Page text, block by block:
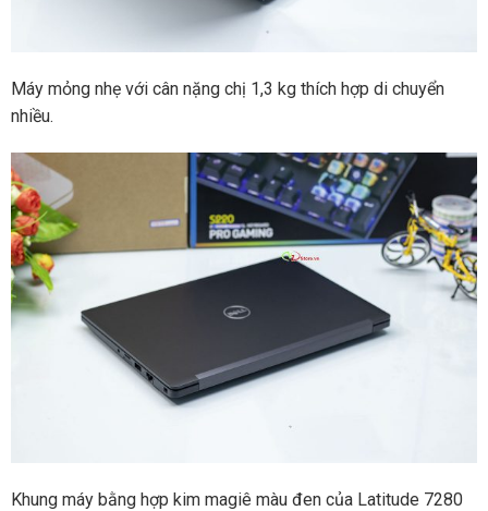
Máy mỏng nhẹ với cân nặng chị 1,3 kg thích hợp di chuyển
nhiều.
Khung máy bằng hợp kim magiê màu đen của Latitude 7280